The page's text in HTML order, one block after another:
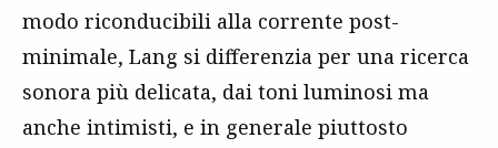
modo riconducibili alla corrente post-
minimale, Lang si differenzia per una ricerca
sonora più delicata, dai toni luminosi ma
anche intimisti, e in generale piuttosto